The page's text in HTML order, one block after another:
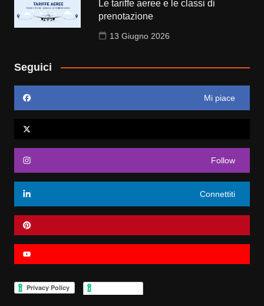
Le tariffe aeree e le classi di
prenotazione
13 Giugno 2026
Seguici
Mi piace
Follow
Connettiti